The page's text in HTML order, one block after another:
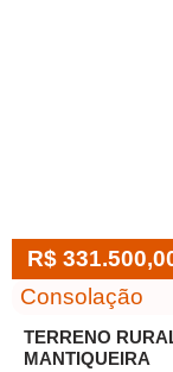
R$
Consolação
TERRENO
MANTIQUEIRA